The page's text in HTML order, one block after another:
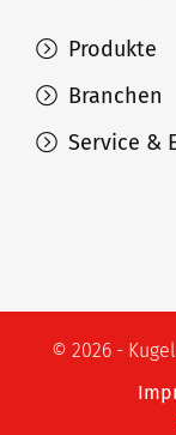
Produkte
Branchen
Service &
© 2026 -